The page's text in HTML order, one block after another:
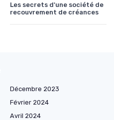
Les secrets d'une société de
recouvrement de créances
Décembre 2023
Février 2024
Avril 2024